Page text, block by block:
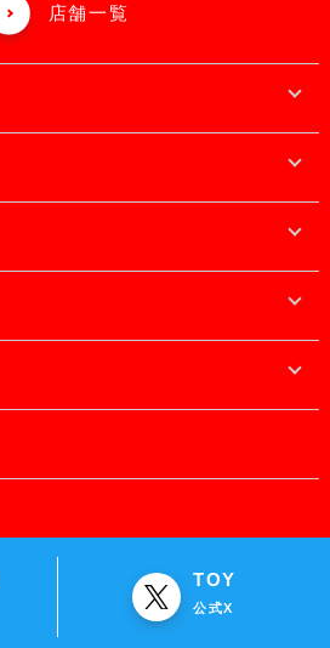
店舗一覧
TOY
公式X